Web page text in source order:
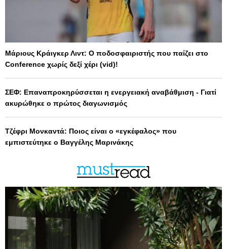
Μάριους Κράιγκερ Λιντ: Ο ποδοσφαιριστής που παίζει στο
Conference χωρίς δεξί χέρι (vid)!
ΣΕΦ: Επαναπροκηρύσσεται η ενεργειακή αναβάθμιση - Γιατί
ακυρώθηκε ο πρώτος διαγωνισμός
Τζέφρι Μονκαντά: Ποιος είναι ο «εγκέφαλος» που
εμπιστεύτηκε ο Βαγγέλης Μαρινάκης